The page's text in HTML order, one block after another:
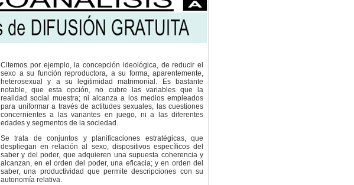
Citemos por ejemplo, la concepción ideológica, de reducir el
sexo a su función reproductora, a su forma, aparentemente,
heterosexual y a su legitimidad matrimonial. Es bastante
notable, que esta opción, no cubre las variables que la
realidad social muestra; ni alcanza a los medios empleados
para uniformar a través de actitudes sexuales, las cuestiones
concernientes a las variantes en juego, ni a las diferentes
edades y segmentos de la sociedad.
Se trata de conjuntos y planificaciones estratégicas, que
despliegan en relación al sexo, dispositivos específicos del
saber y del poder, que adquieren una supuesta coherencia y
alcanzan, en el orden del poder, una eficacia; y en orden del
saber, una productividad que permite descripciones con su
autonomía relativa.